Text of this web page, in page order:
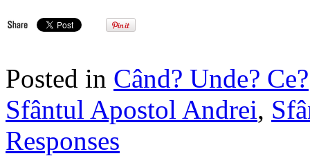
Posted in Când? Unde? Ce?
Sfântul Apostol Andrei,
Responses